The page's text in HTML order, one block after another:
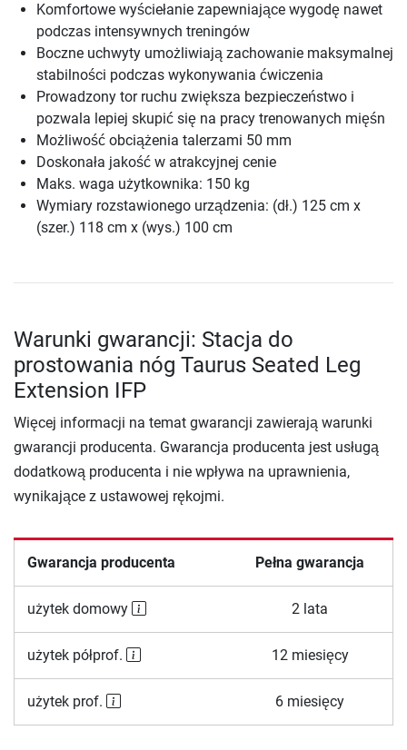
Komfortowe wyściełanie zapewniające wygodę nawet
podczas intensywnych treningów
Boczne uchwyty umożliwiają zachowanie maksymalnej
stabilności podczas wykonywania ćwiczenia
Prowadzony tor ruchu zwiększa bezpieczeństwo i
pozwala lepiej skupić się na pracy trenowanych mięśn
Możliwość obciążenia talerzami 50 mm
Doskonała jakość w atrakcyjnej cenie
Maks. waga użytkownika: 150 kg
Wymiary rozstawionego urządzenia: (dł.) 125 cm x
(szer.) 118 cm x (wys.) 100 cm
Warunki gwarancji: Stacja do
prostowania nóg Taurus Seated Leg
Extension IFP
Więcej informacji na temat gwarancji zawierają warunki
gwarancji producenta. Gwarancja producenta jest usługą
dodatkową producenta i nie wpływa na uprawnienia,
wynikające z ustawowej rękojmi.
Gwarancja producenta Pełna gwarancja
użytek domowy 2 lata
użytek półprof. 12 miesięcy
użytek prof. 6 miesięcy